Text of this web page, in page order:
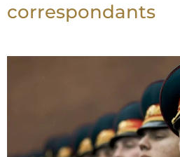
correspondants